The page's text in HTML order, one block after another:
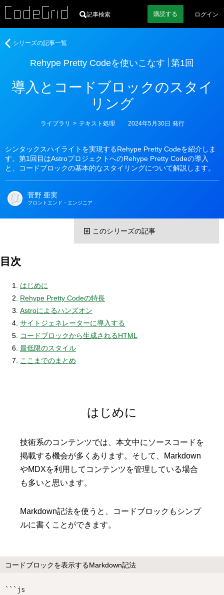
記事検索 購読する ログイン
Rehype Pretty Codeを使いこなす 第1回
導入とコードブロックのスタイ
リング
シンタックスハイライトを実現するRehype Pretty Codeを紹介しま
す。第1回目はAstroプロジェクトへのRehype Pretty Codeの導入
と、コードブロックの基本的なスタイリングについて解説します。
カ
ー
ライブラリ > テキスト処理 2024年5月30日 発行
者
菅野 亜実
フロントエンド・エンジニア
Rehype
使
い
シリーズの記事一覧
このシリーズの記事
目次
はじめに
Rehype Pretty Codeの特長
Astroによるハンズオン
サイトジェネレーターに導入する
コードブロックから生成されるHTML
最低限のスタイル
ここまでのまとめ
はじめに
技術系のコンテンツでは、本文中にソースコードを
掲載する機会が多くあります。そして、Markdown
やMDXを利用してコンテンツを管理している場合
も多いと思います。
Markdown記法を使うと、コードブロックもシンプ
ルに書くことができます。
コードブロックを表示するMarkdown記法
```js